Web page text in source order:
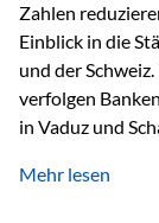
Zahlen
Einblick in die
und der Schweiz. Mit dem Motto „Denken in Generationen“
verfolgen
in Vaduz und
Marktzugang
Mehr lesen